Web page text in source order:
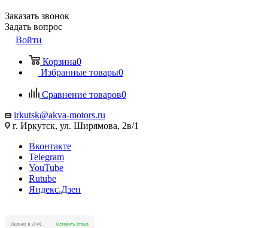
Заказать звонок
Задать вопрос
Войти
Корзина0
Избранные товары0
Сравнение товаров0
irkutsk@akva-motors.ru
г. Иркутск, ул. Ширямова, 2в/1
Вконтакте
Telegram
YouTube
Rutube
Яндекс.Дзен